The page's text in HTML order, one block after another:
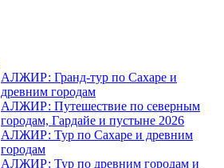
АЛЖИР: Гранд-тур по Сахаре и
древним городам
АЛЖИР: Путешествие по северным
городам, Гардайе и пустыне 2026
АЛЖИР: Тур по Сахаре и древним
городам
АЛЖИР: Тур по древним городам и